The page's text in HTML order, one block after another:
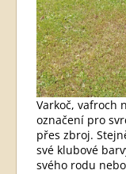
Varkoč, vafroch
označení pro
přes zbroj.
své klubové
svého rodu